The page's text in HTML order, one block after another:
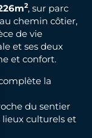
2, sur parc
chemin côtier,
de vie
et ses deux
et confort.
la
du sentier
lieux culturels et